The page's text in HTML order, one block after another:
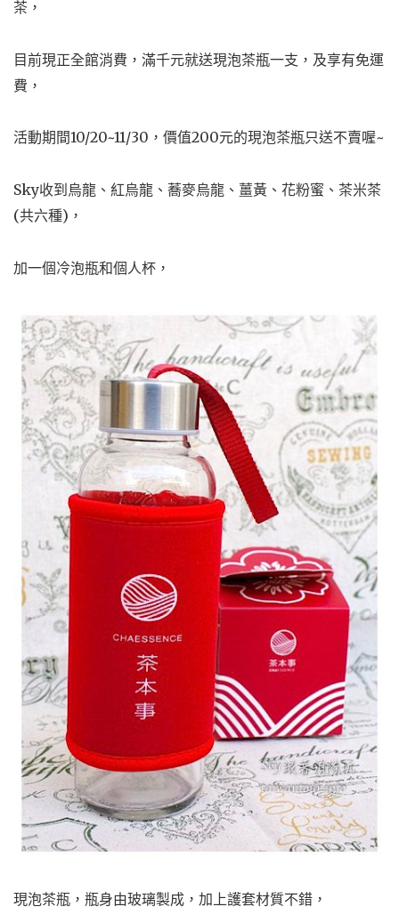
茶，
目前現正全館消費，滿千元就送現泡茶瓶一支，及享有免運
費，
活動期間10/20~11/30，價值200元的現泡茶瓶只送不賣喔~
Sky收到烏龍、紅烏龍、蕎麥烏龍、薑黃、花粉蜜、茶米茶
(共六種)，
加一個冷泡瓶和個人杯，
現泡茶瓶，瓶身由玻璃製成，加上護套材質不錯，